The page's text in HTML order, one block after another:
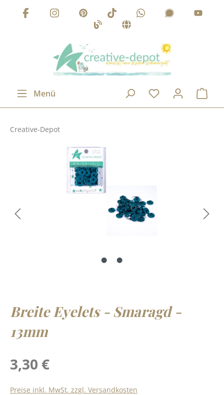
Zum Hauptinhalt springen
Menü
Creative-Depot
Breite Eyelets - Smaragd -
13mm
Regulärer Preis:
3,30 €
Preise inkl. MwSt. zzgl. Versandkosten